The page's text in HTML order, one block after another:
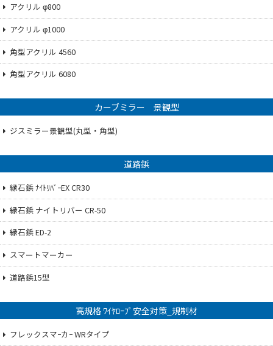
アクリル φ800
アクリル φ1000
角型アクリル 4560
角型アクリル 6080
カーブミラー 景観型
ジスミラー景観型(丸型・角型)
道路鋲
縁石鋲 ﾅｲﾄﾘﾊﾞｰEX CR30
縁石鋲 ナイトリバー CR-50
縁石鋲 ED-2
スマートマーカー
道路鋲15型
高規格 ﾜｲﾔﾛｰﾌﾟ安全対策_規制材
フレックスマｰカｰ WRタイプ